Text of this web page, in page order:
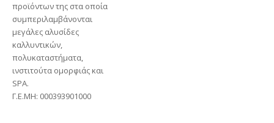
προϊόντων της στα οποία
συμπεριλαμβάνονται
μεγάλες αλυσίδες
καλλυντικών,
πολυκαταστήματα,
ινστιτούτα ομορφιάς και
SPA.
Γ.Ε.ΜΗ: 000393901000